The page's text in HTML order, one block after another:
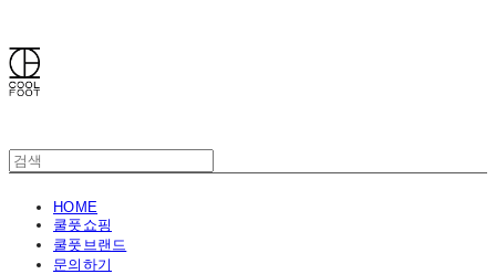
HOME
쿨풋쇼핑
쿨풋브랜드
문의하기